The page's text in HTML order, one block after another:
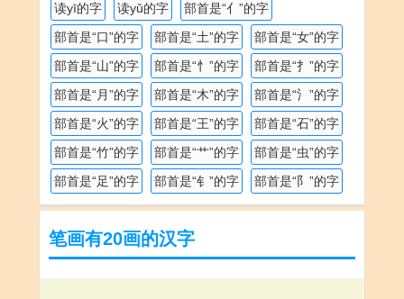
读yī的字
读yǔ的字
部首是“亻”的字
部首是“口”的字
部首是“土”的字
部首是“女”的字
部首是“山”的字
部首是“忄”的字
部首是“扌”的字
部首是“月”的字
部首是“木”的字
部首是“氵”的字
部首是“火”的字
部首是“王”的字
部首是“石”的字
部首是“竹”的字
部首是“艹”的字
部首是“虫”的字
部首是“足”的字
部首是“钅”的字 部首是“阝”的字
笔画有20画的汉字